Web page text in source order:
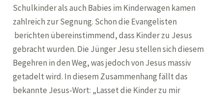
Schulkinder als auch Babies im Kinderwagen kamen
zahlreich zur Segnung. Schon die Evangelisten
berichten übereinstimmend, dass Kinder zu Jesus
gebracht wurden. Die Jünger Jesu stellen sich diesem
Begehren in den Weg, was jedoch von Jesus massiv
getadelt wird. In diesem Zusammenhang fällt das
bekannte Jesus-Wort: „Lasset die Kinder zu mir